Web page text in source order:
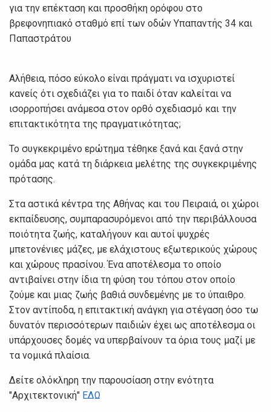
για την επέκταση και προσθήκη ορόφου στο
βρεφονηπιακό σταθμό επί των οδών Υπαπαντής 34 και
Παπαστράτου
Αλήθεια, πόσο εύκολο είναι πράγματι να ισχυριστεί
κανείς ότι σχεδιάζει για το παιδί όταν καλείται να
ισορροπήσει ανάμεσα στον ορθό σχεδιασμό και την
επιτακτικότητα της πραγματικότητας;
Το συγκεκριμένο ερώτημα τέθηκε ξανά και ξανά στην
ομάδα μας κατά τη διάρκεια μελέτης της συγκεκριμένης
πρότασης.
Στα αστικά κέντρα της Αθήνας και του Πειραιά, οι χώροι
εκπαίδευσης, συμπαρασυρόμενοι από την περιβάλλουσα
ποιότητα ζωής, καταλήγουν και αυτοί ψυχρές
μπετονένιες μάζες, με ελάχιστους εξωτερικούς χώρους
και χώρους πρασίνου. Ένα αποτέλεσμα το οποίο
αντιβαίνει στην ίδια τη φύση του τόπου στον οποίο
ζούμε και μιας ζωής βαθιά συνδεμένης με το ύπαιθρο.
Στον αντίποδα, η επιτακτική ανάγκη για στέγαση όσο τω
δυνατόν περισσότερων παιδιών έχει ως αποτέλεσμα οι
υπάρχουσες δομές να υπερβαίνουν τα όρια τους μαζί με
τα νομικά πλαίσια.
Δείτε ολόκληρη την παρουσίαση στην ενότητα
"Αρχιτεκτονική" ΕΔΩ